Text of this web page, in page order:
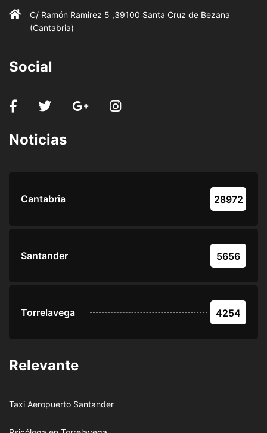
C/ Ramón Ramirez 5 ,39100 Santa Cruz de Bezana
(Cantabria)
Social
Noticias
Cantabria 28972
Santander 5656
Torrelavega 4254
Relevante
Taxi Aeropuerto Santander